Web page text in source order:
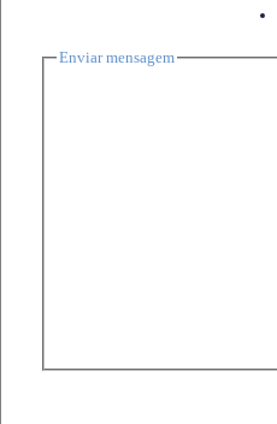
Enviar mensagem